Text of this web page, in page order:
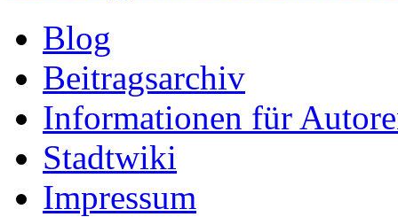
Blog
Beitragsarchiv
Informationen für
Stadtwiki
Impressum